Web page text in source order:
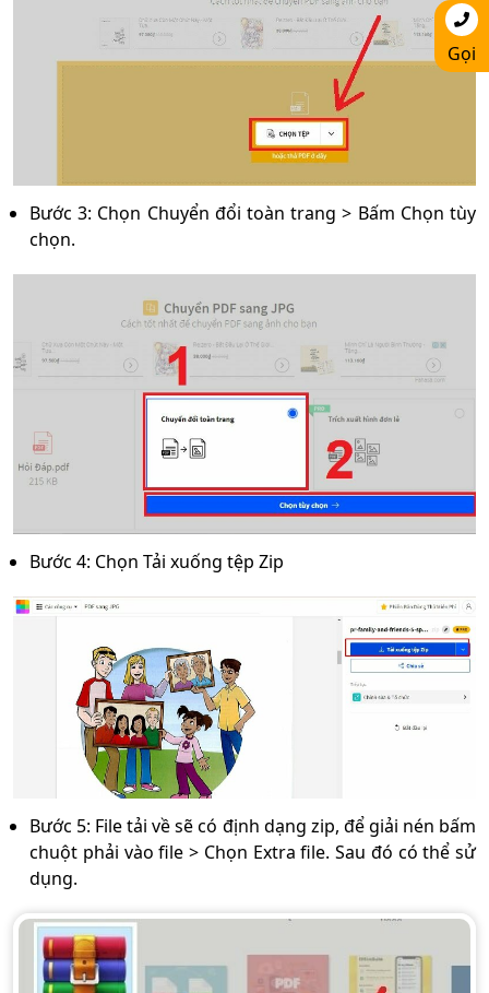
Bước 3: Chọn Chuyển đổi toàn trang > Bấm Chọn tùy
chọn.
Bước 4: Chọn Tải xuống tệp Zip
Bước 5: File tải về sẽ có định dạng zip, để giải nén bấm
chuột phải vào file > Chọn Extra file. Sau đó có thể sử
dụng.
Gọi